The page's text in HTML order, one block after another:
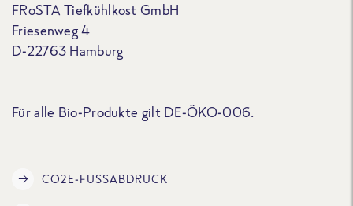
FRoSTA Tiefkühlkost GmbH
Friesenweg 4
D-22763 Hamburg
Für alle Bio-Produkte gilt DE-ÖKO-006.
CO2E-FUSSABDRUCK